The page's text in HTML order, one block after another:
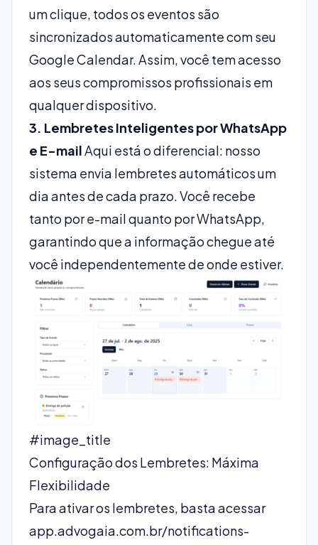
um clique, todos os eventos são
sincronizados automaticamente com seu
Google Calendar. Assim, você tem acesso
aos seus compromissos profissionais em
qualquer dispositivo.
3. Lembretes Inteligentes por WhatsApp
e E-mailAqui está o diferencial: nosso
sistema envia lembretes automáticos um
dia antes de cada prazo. Você recebe
tanto por e-mail quanto por WhatsApp,
garantindo que a informação chegue até
você independentemente de onde estiver.
#image_title
Configuração dos Lembretes: Máxima
Flexibilidade
Para ativar os lembretes, basta acessar
app.advogaia.com.br/notifications-